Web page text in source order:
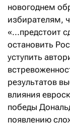
новогоднем
избирателям,
«...предстоит
остановить
уступить
результатов
влияния
победы
появлению